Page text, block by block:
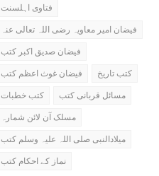
فتاوی اہلسنت
فیضان امیر معاویہ رضی اللہ تعالی عنہ
فیضان صدیق اکبر کتب
فیضان غوث اعظم کتب
کتب تاریخ
کتب خطبات
مسائل قربانی کتب
مسلک آن لائن شمارہ
میلادالنبی صلی اللہ علیہ وسلم کتب
نماز کے احکام کتب